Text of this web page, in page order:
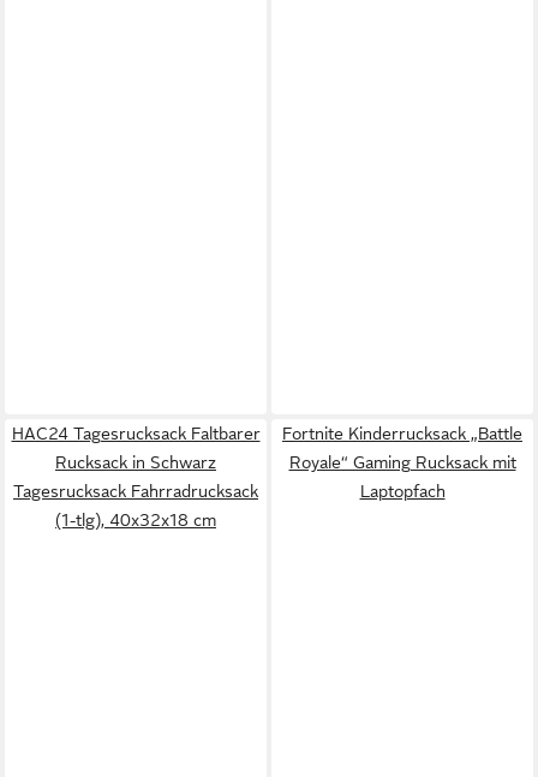
HAC24 Tagesrucksack Faltbarer
Rucksack in Schwarz
Tagesrucksack Fahrradrucksack
(1-tlg), 40x32x18 cm
Fortnite Kinderrucksack „Battle
Royale“ Gaming Rucksack mit
Laptopfach